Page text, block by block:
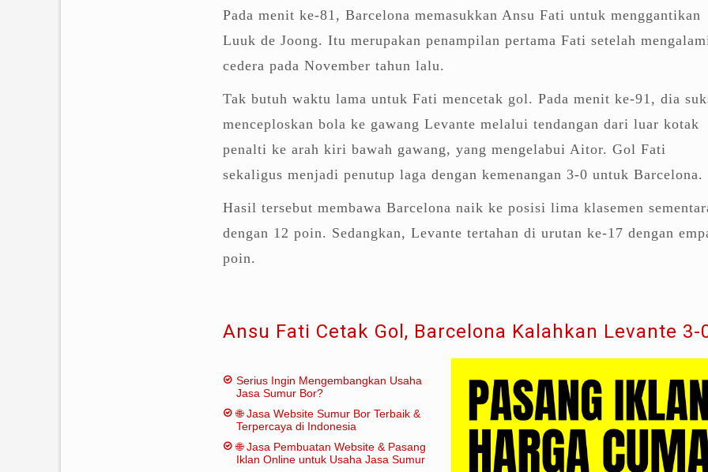
Pada menit ke-81, Barcelona memasukkan Ansu Fati untuk menggantikan
Luuk de Joong. Itu merupakan penampilan pertama Fati setelah
cedera pada November tahun lalu.
Tak butuh waktu lama untuk Fati mencetak gol. Pada menit ke-91, dia
menceploskan bola ke gawang Levante melalui tendangan dari luar kotak
penalti ke arah kiri bawah gawang, yang mengelabui Aitor. Gol Fati
sekaligus menjadi penutup laga dengan kemenangan 3-0 untuk Barcelona.
Hasil tersebut membawa Barcelona naik ke posisi lima klasemen
dengan 12 poin. Sedangkan, Levante tertahan di urutan ke-17 dengan
poin.
Ansu Fati Cetak Gol, Barcelona Kalahkan Levante 3-
Serius Ingin Mengembangkan Usaha
Jasa Sumur Bor?
🌐 Jasa Website Sumur Bor Terbaik &
Terpercaya di Indonesia
🌐 Jasa Pembuatan Website & Pasang
Iklan Online untuk Usaha Jasa Sumur